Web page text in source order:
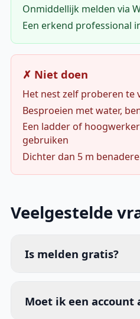
Onmiddellijk melden via
Een erkend professional
✗ Niet doen
Het nest zelf proberen te
Besproeien met water,
Een ladder of
gebruiken
Dichter dan 5 m
Veelgestelde
Is melden gratis?
Moet ik een account